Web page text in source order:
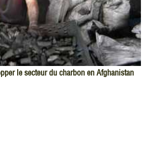
le secteur du charbon en Afghanistan